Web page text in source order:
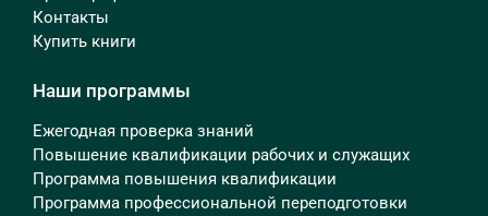
Контакты
Купить книги
Наши программы
Ежегодная проверка знаний
Повышение квалификации рабочих и служащих
Программа повышения квалификации
Программа профессиональной переподготовки